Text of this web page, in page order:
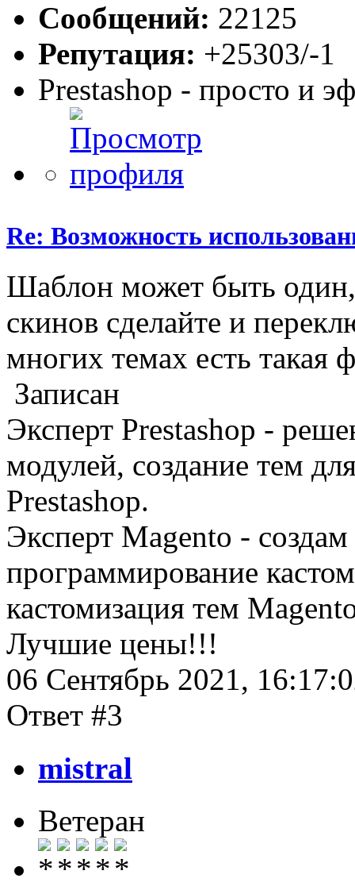
Сообщений: 22125
Репутация: +25303/-1
Prestashop - просто и
Re: Возможность
Шаблон может быть
скинов сделайте и
многих темах есть такая
Записан
Эксперт Prestashop -
модулей, создание тем
Prestashop.
Эксперт Magento -
программирование
кастомизация тем
Лучшие цены!!!
06 Сентябрь 2021,
Ответ #3
mistral
Ветеран